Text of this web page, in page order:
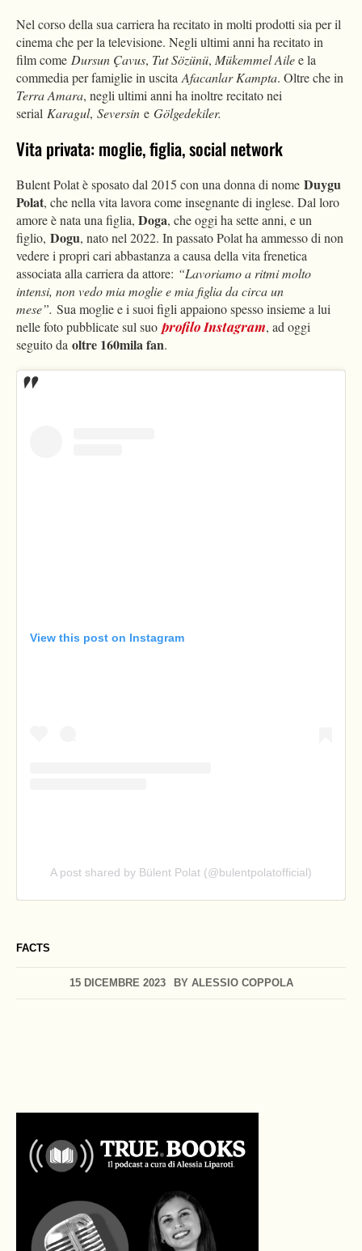
FACTS
15 DICEMBRE 2023 BY ALESSIO COPPOLA
Nel corso della sua carriera ha recitato in molti prodotti sia per il
cinema che per la televisione. Negli ultimi anni ha recitato in
film come Dursun Çavus, TutSözünü, Mükemmel Ailee la
commedia per famiglie in uscitaAfacanlar Kampta. Oltre che in
Terra Amara, negli ultimi anni ha inoltre recitato nei
serial Karagul, Seversin e Gölgedekiler.
Vita privata: moglie, figlia, social network
Bulent Polat è sposato dal 2015 con una donna di nome Duygu
Polat, che nella vita lavora come insegnante di inglese. Dal loro
amore è nata una figlia, Doga, che oggi ha sette anni, e un
figlio, Dogu, nato nel 2022. In passato Polat ha ammesso di non
vedere i propri cari abbastanza a causa della vita frenetica
associata alla carriera da attore: “Lavoriamo a ritmi molto
intensi, non vedo mia moglie e mia figlia da circa un
mese”. Sua moglie e i suoi figli appaiono spesso insieme a lui
nelle foto pubblicate sul suo profilo Instagram, ad oggi
seguito da oltre 160mila fan.
View this post on Instagram
A post shared by Bülent Polat (@bulentpolatofficial)